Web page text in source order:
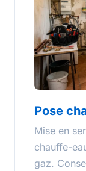
Pose
Mise en
chauffe-
gaz.